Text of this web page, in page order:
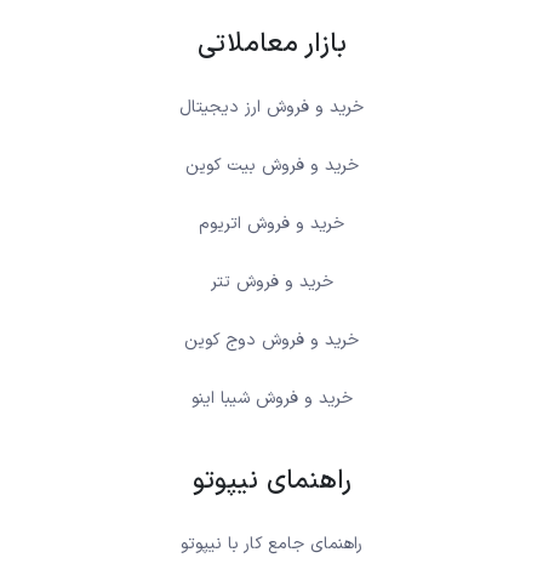
بازار معاملاتی
خرید و فروش ارز دیجیتال
خرید و فروش بیت کوین
خرید و فروش اتریوم
خرید و فروش تتر
خرید و فروش دوج کوین
خرید و فروش شیبا اینو
راهنمای نیپوتو
راهنمای جامع کار با نیپوتو